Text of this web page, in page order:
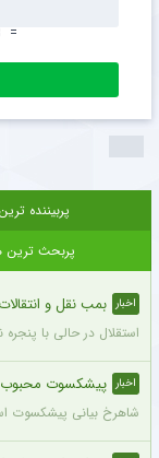
=
پربیننده ترین
پربحث ترین
اخبار بمب نقل و
استقلال در حالی با
اخبار پیشکسوت محبوب
شاهرخ بیانی پیشکسوت